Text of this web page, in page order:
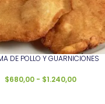
DE POLLO Y GUARNICIONES
$680,00 - $1.240,00